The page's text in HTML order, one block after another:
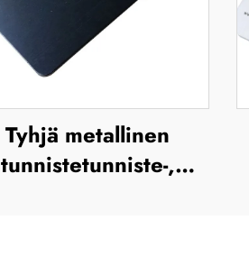
Tyhjä metallinen
tunnistetunniste-,